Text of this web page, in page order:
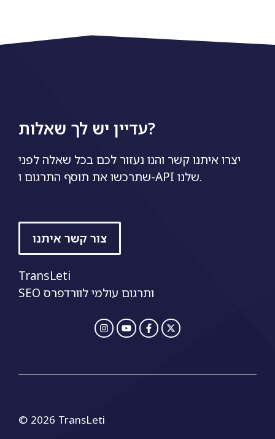
עדיין יש לך שאלות?
יצרו איתנו קשר והנו נעזור לכם בכל שאלה לפני
שתרכשו את תוסף התרגום ו-API שלנו.
צור קשר איתנו
TransLeti
SEO ותרגום עולמי לוורדפרס
© 2026 TransLeti